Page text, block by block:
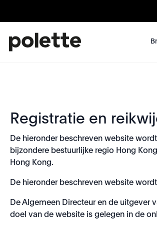
Registratie en
De hieronder beschreven website
bijzondere bestuurlijke regio Hong
Hong Kong.
De hieronder beschreven website
De Algemeen Directeur en de uitgever
doel van de website is gelegen in de